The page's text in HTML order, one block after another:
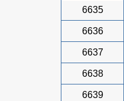
6635
6636
6637
6638
6639